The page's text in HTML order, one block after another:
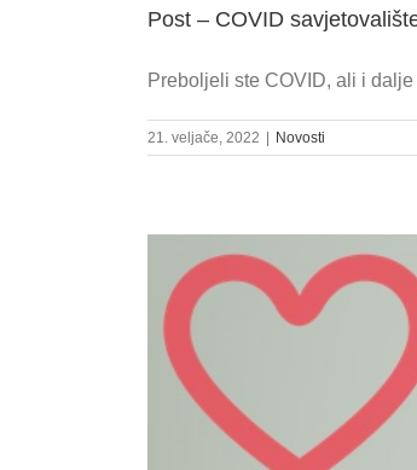
Post – COVID
Preboljeli ste COVID, ali i
21. veljače, 2022 | Novosti